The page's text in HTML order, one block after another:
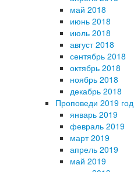
май 2018
июнь 2018
июль 2018
август 2018
сентябрь 2018
октябрь 2018
ноябрь 2018
декабрь 2018
Проповеди 2019 год
январь 2019
февраль 2019
март 2019
апрель 2019
май 2019